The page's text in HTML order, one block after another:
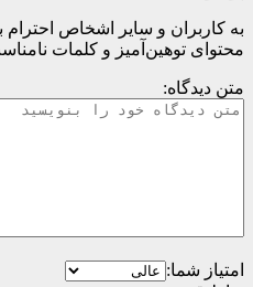
به کاربران و سایر اشخاص احترام
محتوای توهین‌آمیز و کلمات
متن دیدگاه:
امتیاز شما: